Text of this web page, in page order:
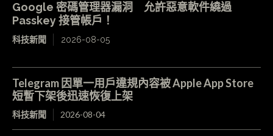
Google 密碼管理器漏洞 允許惡意軟件繞過
Passkey 接管帳戶！
科技新聞 2026-08-05
Telegram 因單一用戶違規內容被 Apple App Store
短暫下架後迅速恢復上架
科技新聞 2026-08-04